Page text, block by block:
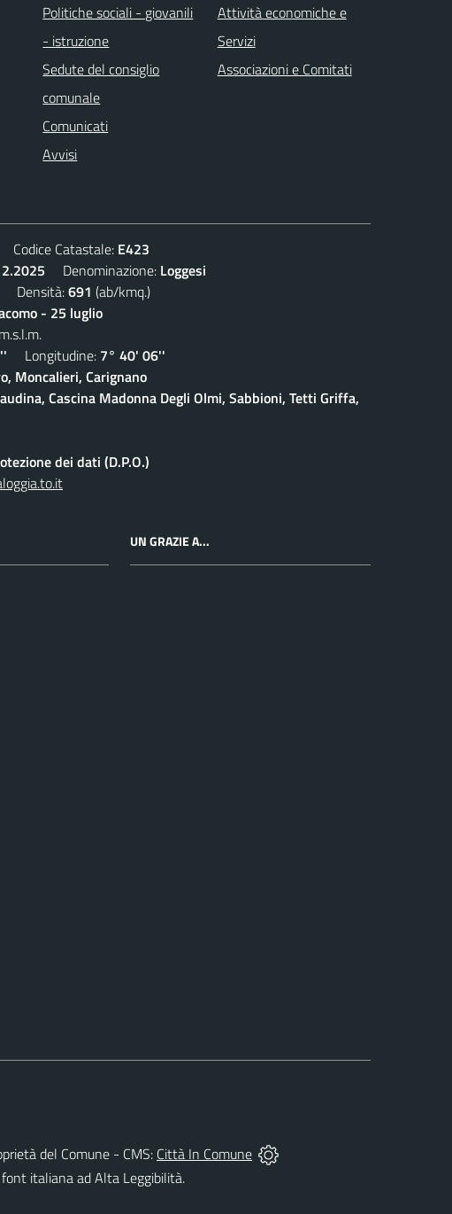
Politiche sociali - giovanili
- istruzione
Sedute del consiglio
comunale
Comunicati
Avvisi
Attività economiche e
Servizi
Associazioni e Comitati
Codice Catastale: E423
Denominazione: Loggesi
Densità:691 (ab/kmq.)
- 25 luglio
m.s.l.m.
Longitudine: 7° 40' 06''
Moncalieri, Carignano
Cascina Madonna Degli Olmi, Sabbioni, Tetti Griffa,
dei dati (D.P.O.)
UN GRAZIE A...
del Comune - CMS: Città In Comune
italiana ad Alta Leggibilità.